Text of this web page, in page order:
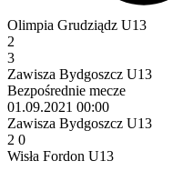
Olimpia Grudziądz U13
2
3
Zawisza Bydgoszcz U13
Bezpośrednie mecze
01.09.2021 00:00
Zawisza Bydgoszcz U13
2 0
Wisła Fordon U13